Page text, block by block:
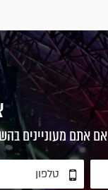
אם אתם מעוניינים